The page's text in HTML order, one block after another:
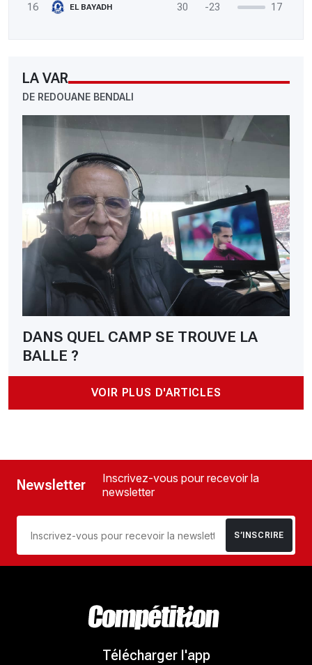
16
EL BAYADH 30 -23 17
LA VAR
DE REDOUANE BENDALI
DANS QUEL CAMP SE TROUVE LA
BALLE ?
VOIR PLUS D'ARTICLES
Newsletter
Inscrivez-vous pour recevoir la
newsletter
S’INSCRIRE
Télécharger l'app